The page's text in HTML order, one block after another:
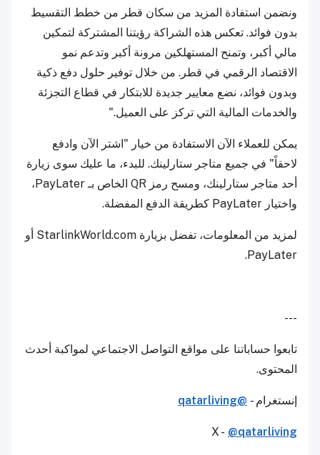
ونضمن استفادة المزيد من سكان قطر من خطط التقسيط
بدون فوائد. تعكس هذه الشراكة رؤيتنا المشتركة لتمكين
مالي أكبر، وتمنح المستهلكين مرونة أكبر وتدعم نمو
الاقتصاد الرقمي في قطر. من خلال توفير حلول دفع ذكية
وبدون فوائد، نضع معايير جديدة للابتكار في قطاع التجزئة
والخدمات المالية التي تركز على العميل."
يمكن للعملاء الآن الاستفادة من خيار "اشتر الآن وادفع
لاحقاً" في جميع متاجر ستارلينك. للبدء، ما عليك سوى زيارة
أحد متاجر ستارلينك، ومسح رمز QR الخاص بـ PayLater،
واختيار PayLater كطريقة الدفع المفضلة.
لمزيد من المعلومات، تفضل بزيارة StarlinkWorld.com أو
PayLater.
---
تابعوا حساباتنا على مواقع التواصل الاجتماعي لمواكبة أحدث
المحتوى.
إنستغرام - @qatarliving
X - @qatarliving